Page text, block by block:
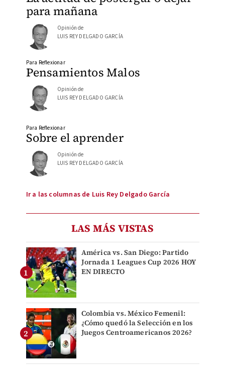
para mañana
Opinión de
LUIS REY DELGADO GARCÍA
Pensamientos Malos
Para Reflexionar
Opinión de
LUIS REY DELGADO GARCÍA
Sobre el aprender
Para Reflexionar
Opinión de
LUIS REY DELGADO GARCÍA
Ir a las columnas de Luis Rey Delgado García
LAS MÁS VISTAS
América vs. San Diego: Partido
Jornada 1 Leagues Cup 2026 HOY
EN DIRECTO
Colombia vs. México Femenil:
¿Cómo quedó la Selección en los
Juegos Centroamericanos 2026?